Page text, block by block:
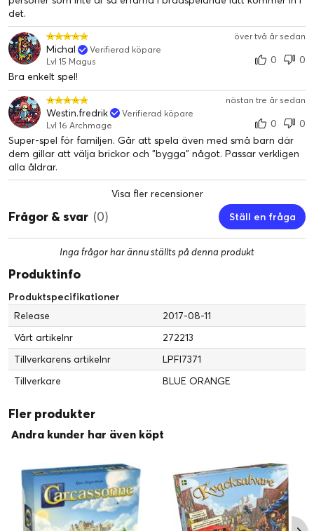
det.
över två år sedan
Michal
Verifierad köpare
Lvl 15 Magus
0
0
Bra enkelt spel!
nästan tre år sedan
Westin.fredrik
Verifierad köpare
Lvl 16 Archmage
0
0
Super-spel för familjen. Går att spela även med små barn där
dem gillar att välja brickor och ”bygga” något. Passar verkligen
alla åldrar.
Visa fler recensioner
Frågor & svar (0) Ställ en fråga
Inga frågor har ännu ställts på denna produkt
Produktinfo
Produktspecifikationer
Release
2017-08-11
Vårt artikelnr
272213
Tillverkarens artikelnr
LPFI7371
Tillverkare
BLUE ORANGE
Fler produkter
Andra kunder har även köpt